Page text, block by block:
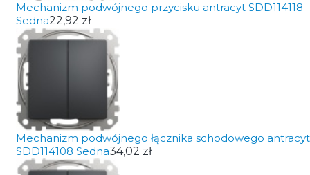
Mechanizm podwójnego przycisku antracyt SDD114118
Sedna22,92 zł
Mechanizm podwójnego łącznika schodowego antracyt
SDD114108 Sedna34,02 zł